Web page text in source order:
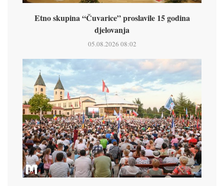
Etno skupina “Čuvarice” proslavile 15 godina
djelovanja
05.08.2026 08:02